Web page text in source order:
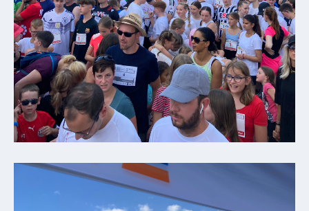
Kalender
Wein &
Genuss
Fest um
den
Wein
Sektgüter,